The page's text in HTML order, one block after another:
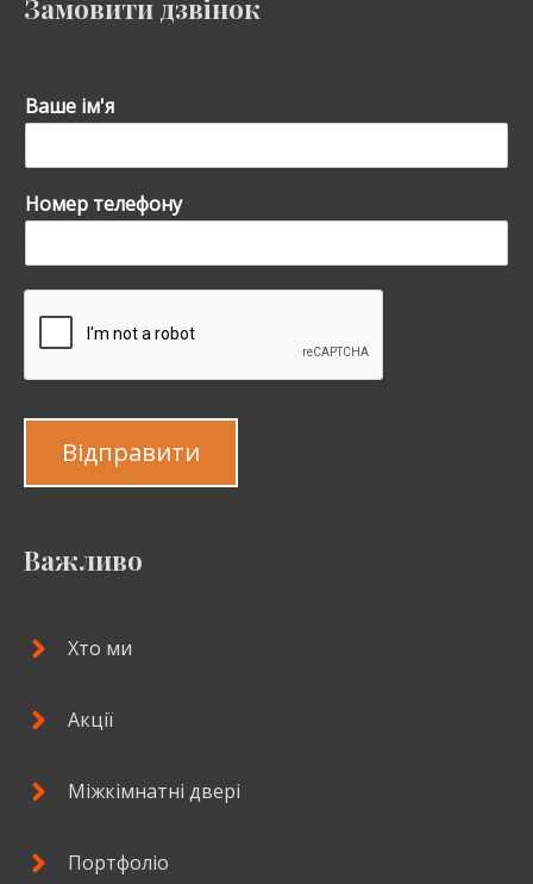
Замовити дзвінок
Ваше ім'я
Номер телефону
Відправити
Важливо
Хто ми
Акції
Міжкімнатні двері
Портфоліо